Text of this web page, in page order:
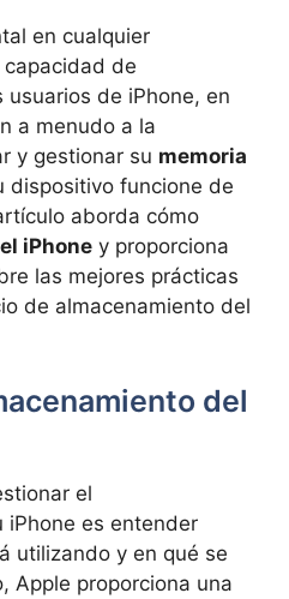
en cualquier
de
usuarios de iPhone, en
a menudo a la
y gestionar su memoria
dispositivo funcione de
aborda cómo
iPhone y proporciona
las mejores prácticas
de almacenamiento del
del
el
iPhone es entender
utilizando y en qué se
Apple proporciona una